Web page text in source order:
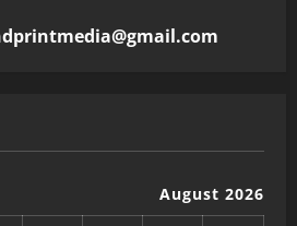
August 2026